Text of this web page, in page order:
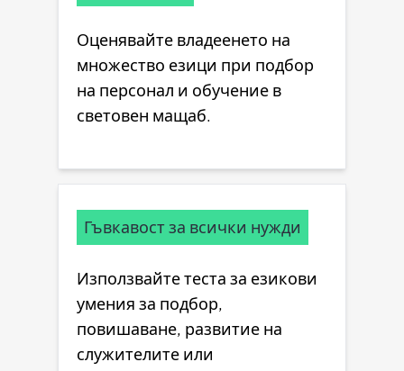
Оценявайте владеенето на
множество езици при подбор
на персонал и обучение в
световен мащаб.
Гъвкавост за всички нужди
Използвайте теста за езикови
умения за подбор,
повишаване, развитие на
служителите или